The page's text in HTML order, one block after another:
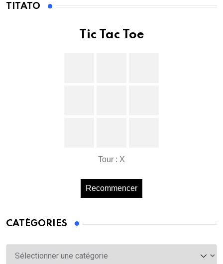
TITATO
Tic Tac Toe
Tour : X
Recommencer
CATÉGORIES
Catégories